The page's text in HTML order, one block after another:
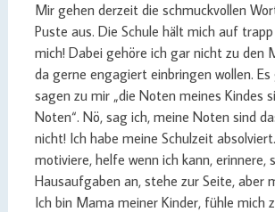
Mir gehen derzeit die schmuckvollen
Puste aus. Die Schule hält mich auf
mich! Dabei gehöre ich gar nicht zu den
da gerne engagiert einbringen wollen.
sagen zu mir „die Noten meines Kindes
Noten“. Nö, sag ich, meine Noten sind
nicht! Ich habe meine Schulzeit
motiviere, helfe wenn ich kann, erinnere,
Hausaufgaben an, stehe zur Seite, aber
Ich bin Mama meiner Kinder, fühle mich